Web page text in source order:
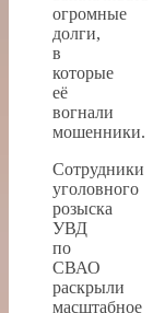
огромные
долги,
в
которые
её
вогнали
мошенники.
Сотрудники
уголовного
розыска
УВД
по
СВАО
раскрыли
масштабное